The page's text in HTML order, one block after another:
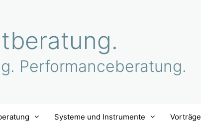
Performanceberatung.
Systeme und Instrumente Vorträge